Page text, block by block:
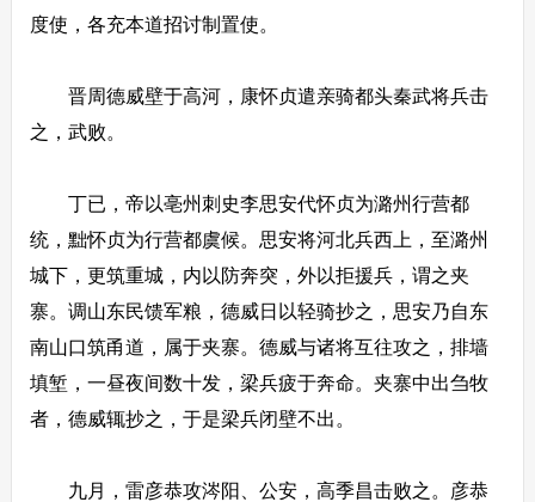
度使，各充本道招讨制置使。
晋周德威壁于高河，康怀贞遣亲骑都头秦武将兵击
之，武败。
丁已，帝以亳州刺史李思安代怀贞为潞州行营都
统，黜怀贞为行营都虞候。思安将河北兵西上，至潞州
城下，更筑重城，内以防奔突，外以拒援兵，谓之夹
寨。调山东民馈军粮，德威日以轻骑抄之，思安乃自东
南山口筑甬道，属于夹寨。德威与诸将互往攻之，排墙
填堑，一昼夜间数十发，梁兵疲于奔命。夹寨中出刍牧
者，德威辄抄之，于是梁兵闭壁不出。
九月，雷彦恭攻涔阳、公安，高季昌击败之。彦恭